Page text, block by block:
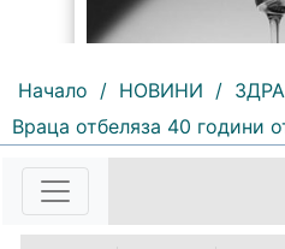
208 | 2026-08-07
потребители, че поради
Начало / НОВИНИ /
Враца отбеляза 40 години